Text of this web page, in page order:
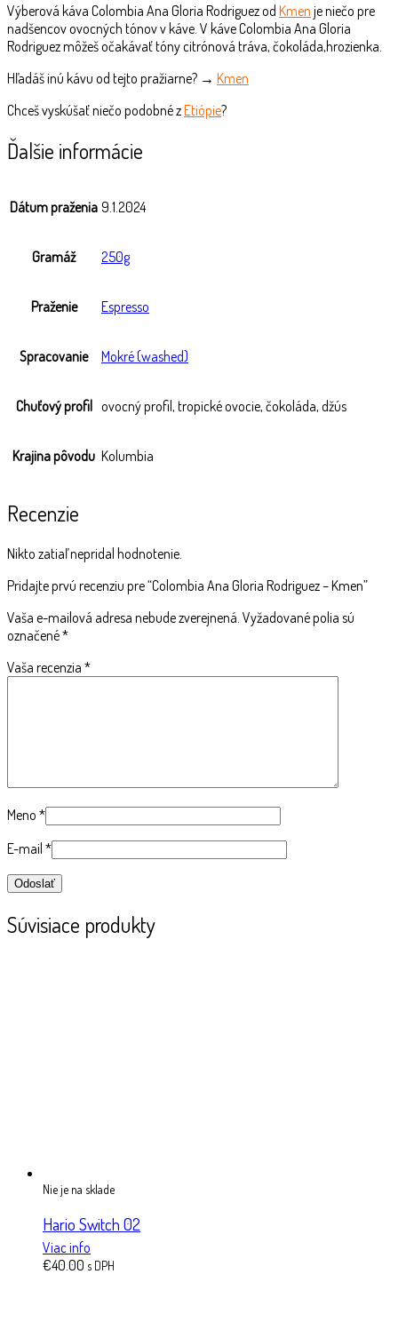
Výberová káva Colombia Ana Gloria Rodriguez od Kmen je niečo pre
nadšencov ovocných tónov v káve. V káve Colombia Ana Gloria
Rodriguez môžeš očakávať tóny citrónová tráva, čokoláda,hrozienka.
Hľadáš inú kávu od tejto pražiarne? → Kmen
Chceš vyskúšať niečo podobné zEtiópie?
Ďalšie informácie
Dátum praženia 9.1.2024
Gramáž 250g
Praženie Espresso
Spracovanie Mokré (washed)
Chuťový profil ovocný profil, tropické ovocie, čokoláda, džús
Krajina pôvodu Kolumbia
Recenzie
Nikto zatiaľ nepridal hodnotenie.
Pridajte prvú recenziu pre “Colombia Ana Gloria Rodriguez – Kmen”
Vaša e-mailová adresa nebude zverejnená. Vyžadované polia sú
označené*
Vaša recenzia *
Meno *
E-mail *
Súvisiace produkty
Nie je na sklade
Hario Switch 02
Viac info
€40.00 s DPH